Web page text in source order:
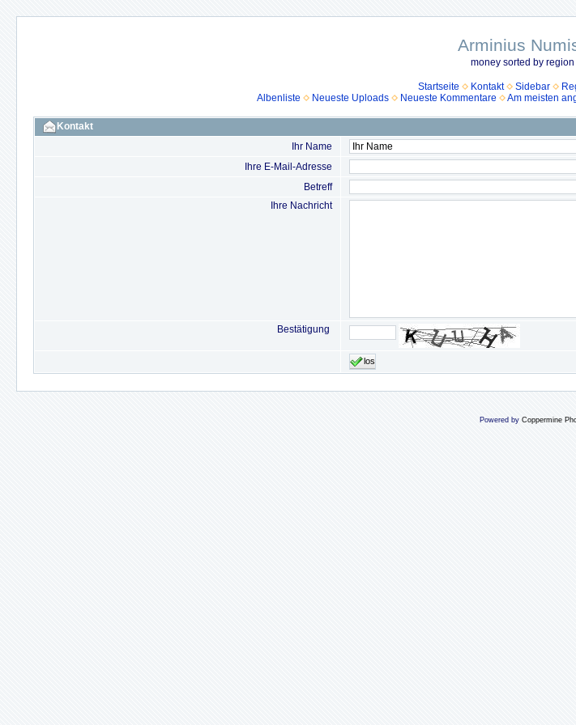
Arminius
money sorted by
Startseite Kontakt Sidebar
Albenliste
Neueste Uploads Neueste Kommentare Am meisten
Kontakt
Ihr Name
Ihre E-Mail-Adresse
Betreff
Ihre Nachricht
Bestätigung
los
Powered by Coppermine